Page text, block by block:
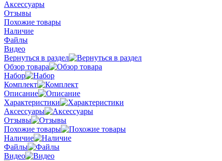
Аксессуары
Отзывы
Похожие товары
Наличие
Файлы
Видео
Вернуться в раздел
Обзор товара
Набор
Комплект
Описание
Характеристики
Аксессуары
Отзывы
Похожие товары
Наличие
Файлы
Видео